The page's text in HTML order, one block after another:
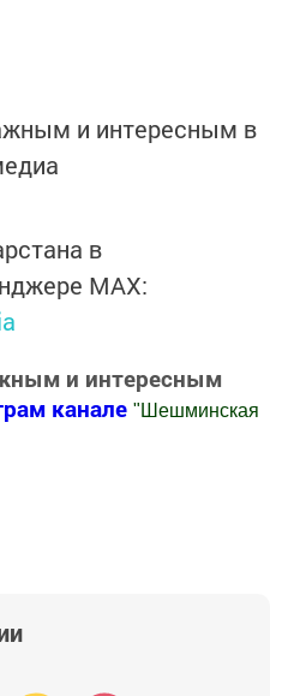
и интересным в
в
MАХ:
и интересным
канале " Шешминская